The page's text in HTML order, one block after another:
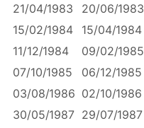
21/04/1983
20/06/1983
15/02/1984
15/04/1984
11/12/1984
09/02/1985
07/10/1985
06/12/1985
03/08/1986 02/10/1986
30/05/1987 29/07/1987